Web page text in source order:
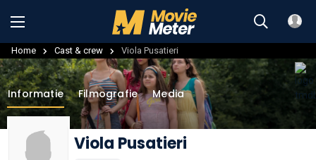
Home Cast & crew Viola Pusatieri
Informatie Filmografie Media
Viola Pusatieri